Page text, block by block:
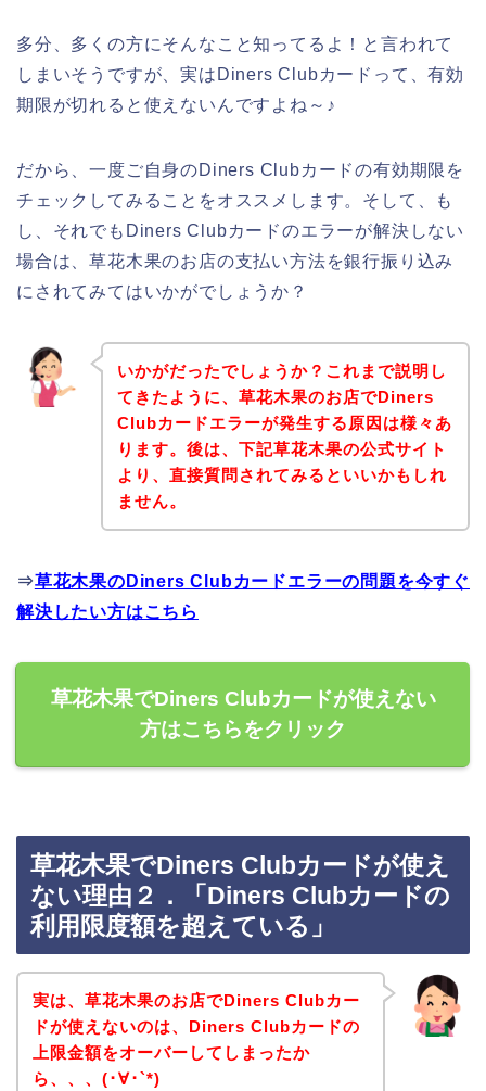
多分、多くの方にそんなこと知ってるよ！と言われて
しまいそうですが、実はDiners Clubカードって、有効
期限が切れると使えないんですよね～♪
だから、一度ご自身のDiners Clubカードの有効期限を
チェックしてみることをオススメします。そして、も
し、それでもDiners Clubカードのエラーが解決しない
場合は、草花木果のお店の支払い方法を銀行振り込み
にされてみてはいかがでしょうか？
いかがだったでしょうか？これまで説明し
てきたように、草花木果のお店でDiners
Clubカードエラーが発生する原因は様々あ
ります。後は、下記草花木果の公式サイト
より、直接質問されてみるといいかもしれ
ません。
⇒草花木果のDiners Clubカードエラーの問題を今すぐ
解決したい方はこちら
草花木果でDiners Clubカードが使えない
方はこちらをクリック
草花木果でDiners Clubカードが使え
ない理由２．「Diners Clubカードの
利用限度額を超えている」
実は、草花木果のお店でDiners Clubカー
ドが使えないのは、Diners Clubカードの
上限金額をオーバーしてしまったか
ら、、、(･∀･`*)